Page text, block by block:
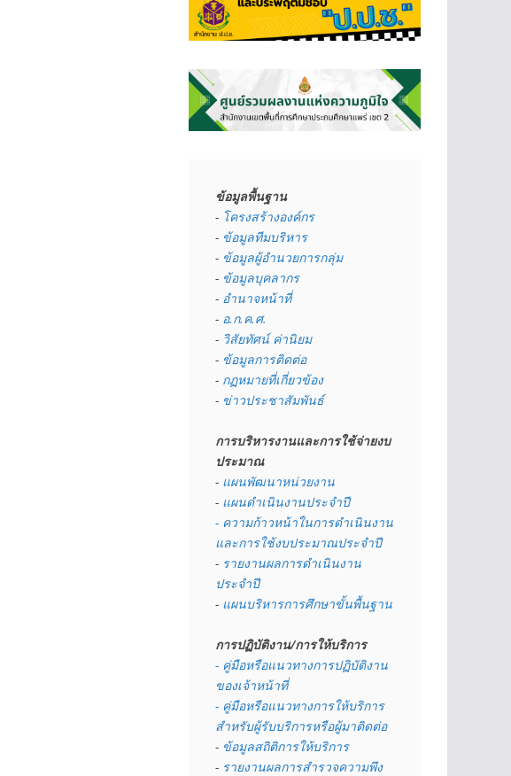
ข้อมูลพื้นฐาน
- โครงสร้างองค์กร
- ข้อมูลทีมบริหาร
- ข้อมูลผู้อำนวยการกลุ่ม
- ข้อมูลบุคลากร
- อำนาจหน้าที่
- อ.ก.ค.ศ.
- วิสัยทัศน์ ค่านิยม
- ข้อมูลการติดต่อ
- กฏหมายที่เกี่ยวข้อง
- ข่าวประชาสัมพันธ์
การบริหารงานและการใช้จ่ายงบ
ประมาณ
- แผนพัฒนาหน่วยงาน
- แผนดำเนินงานประจำปี
- ความก้าวหน้าในการดำเนินงาน
และการใช้งบประมาณประจำปี
- รายงานผลการดำเนินงาน
ประจำปี
- แผนบริหารการศึกษาขั้นพื้นฐาน
การปฏิบัติงาน/การให้บริการ
- คู่มือหรือแนวทางการปฏิบัติงาน
ของเจ้าหน้าที่
- คู่มือหรือแนวทางการให้บริการ
สำหรับผู้รับบริการหรือผู้มาติดต่อ
- ข้อมูลสถิติการให้บริการ
- รายงานผลการสำรวจความพึง